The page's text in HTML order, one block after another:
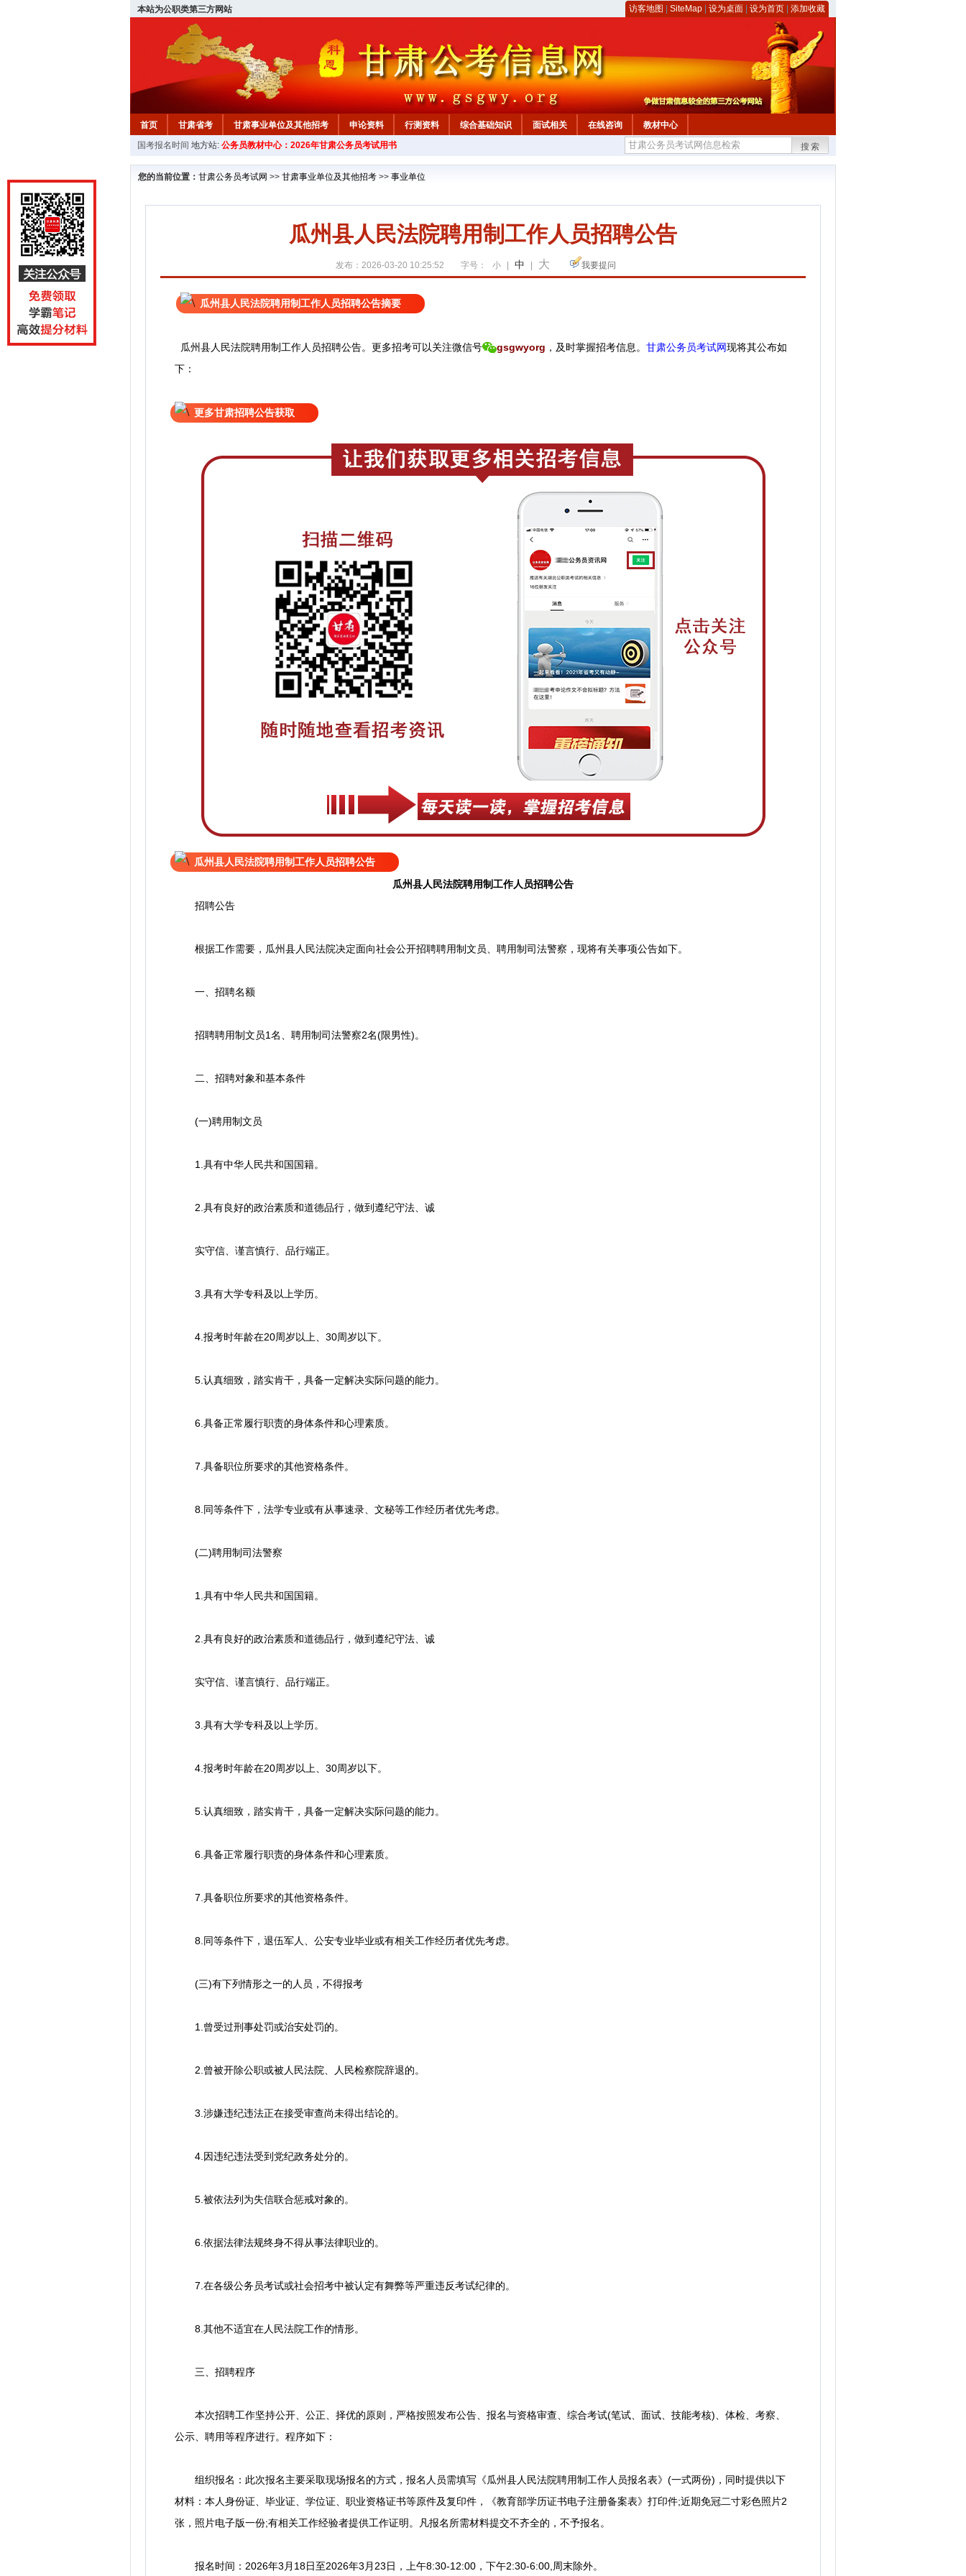
本站为公职类第三方网站 访客地图 SiteMap 设为桌面 设为首页 添加收藏
首页 甘肃省考 甘肃事业单位及其他招考 申论资料 行测资料 综合基础知识 面试相关 在线咨询
教材中心
国考报名时间 地方站: 公务员教材中心：2026年甘肃公务员考试用书 搜索
您的当前位置： 甘肃公务员考试网 >> 甘肃事业单位及其他招考 >> 事业单位
瓜州县人民法院聘用制工作人员招聘公告
发布：2026-03-20 10:25:52 字号： 小 中 大 我要提问
瓜州县人民法院聘用制工作人员招聘公告摘要
瓜州县人民法院聘用制工作人员招聘公告。 更多招考可以关注微信号 gsgwyorg ， 及时掌握招考信息。 甘肃公务员考试网现将其公布如
下：
更多甘肃招聘公告获取
瓜州县人民法院聘用制工作人员招聘公告
瓜州县人民法院聘用制工作人员招聘公告
招聘公告
根据工作需要，瓜州县人民法院决定面向社会公开招聘聘用制文员、聘用制司法警察，现将有关事项公告如下。
一、招聘名额
招聘聘用制文员1名、聘用制司法警察2名(限男性)。
二、招聘对象和基本条件
(一)聘用制文员
1.具有中华人民共和国国籍。
2.具有良好的政治素质和道德品行，做到遵纪守法、诚
实守信、谨言慎行、品行端正。
3.具有大学专科及以上学历。
4.报考时年龄在20周岁以上、30周岁以下。
5.认真细致，踏实肯干，具备一定解决实际问题的能力。
6.具备正常履行职责的身体条件和心理素质。
7.具备职位所要求的其他资格条件。
8.同等条件下，法学专业或有从事速录、文秘等工作经历者优先考虑。
(二)聘用制司法警察
1.具有中华人民共和国国籍。
2.具有良好的政治素质和道德品行，做到遵纪守法、诚
实守信、谨言慎行、品行端正。
3.具有大学专科及以上学历。
4.报考时年龄在20周岁以上、30周岁以下。
5.认真细致，踏实肯干，具备一定解决实际问题的能力。
6.具备正常履行职责的身体条件和心理素质。
7.具备职位所要求的其他资格条件。
8.同等条件下，退伍军人、公安专业毕业或有相关工作经历者优先考虑。
(三)有下列情形之一的人员，不得报考
1.曾受过刑事处罚或治安处罚的。
2.曾被开除公职或被人民法院、人民检察院辞退的。
3.涉嫌违纪违法正在接受审查尚未得出结论的。
4.因违纪违法受到党纪政务处分的。
5.被依法列为失信联合惩戒对象的。
6.依据法律法规终身不得从事法律职业的。
7.在各级公务员考试或社会招考中被认定有舞弊等严重违反考试纪律的。
8.其他不适宜在人民法院工作的情形。
三、招聘程序
本次招聘工作坚持公开、公正、择优的原则，严格按照发布公告、报名与资格审查、综合考试(笔试、面试、技能考核)、体检、考察、
公示、聘用等程序进行。程序如下：
组织报名：此次报名主要采取现场报名的方式，报名人员需填写《瓜州县人民法院聘用制工作人员报名表》(一式两份)，同时提供以下
材料：本人身份证、毕业证、学位证、职业资格证书等原件及复印件，《教育部学历证书电子注册备案表》打印件;近期免冠二寸彩色照片2
张，照片电子版一份;有相关工作经验者提供工作证明。凡报名所需材料提交不齐全的，不予报名。
报名时间：2026年3月18日至2026年3月23日，上午8:30-12:00，下午2:30-6:00,周末除外。